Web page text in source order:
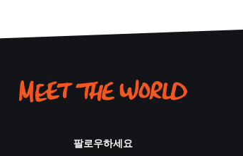
팔로우하세요